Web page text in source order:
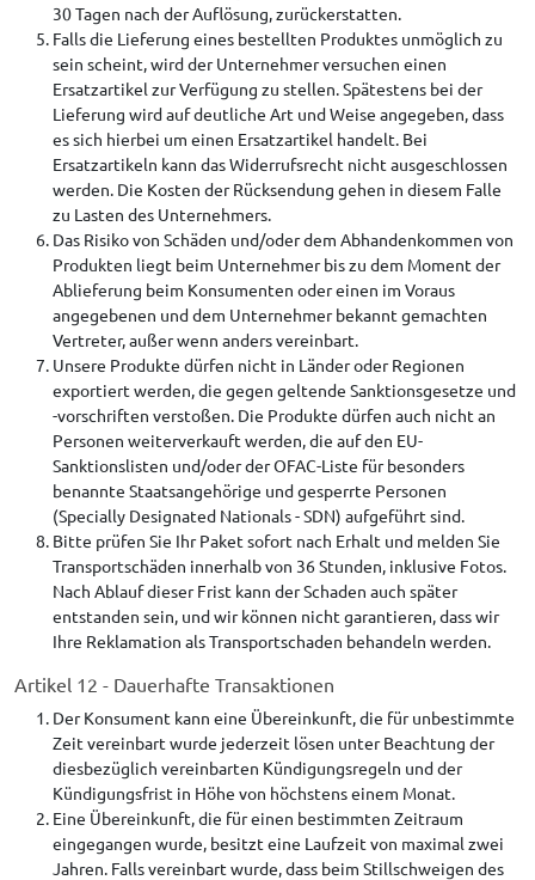
30 Tagen nach der Auflösung, zurückerstatten.
Falls die Lieferung eines bestellten Produktes unmöglich zu
sein scheint, wird der Unternehmer versuchen einen
Ersatzartikel zur Verfügung zu stellen. Spätestens bei der
Lieferung wird auf deutliche Art und Weise angegeben, dass
es sich hierbei um einen Ersatzartikel handelt. Bei
Ersatzartikeln kann das Widerrufsrecht nicht ausgeschlossen
werden. Die Kosten der Rücksendung gehen in diesem Falle
zu Lasten des Unternehmers.
Das Risiko von Schäden und/oder dem Abhandenkommen von
Produkten liegt beim Unternehmer bis zu dem Moment der
Ablieferung beim Konsumenten oder einen im Voraus
angegebenen und dem Unternehmer bekannt gemachten
Vertreter, außer wenn anders vereinbart.
Unsere Produkte dürfen nicht in Länder oder Regionen
exportiert werden, die gegen geltende Sanktionsgesetze und
-vorschriften verstoßen. Die Produkte dürfen auch nicht an
Personen weiterverkauft werden, die auf den EU-
Sanktionslisten und/oder der OFAC-Liste für besonders
benannte Staatsangehörige und gesperrte Personen
(Specially Designated Nationals - SDN) aufgeführt sind.
Bitte prüfen Sie Ihr Paket sofort nach Erhalt und melden Sie
Transportschäden innerhalb von 36 Stunden, inklusive Fotos.
Nach Ablauf dieser Frist kann der Schaden auch später
entstanden sein, und wir können nicht garantieren, dass wir
Ihre Reklamation als Transportschaden behandeln werden.
Artikel 12 - Dauerhafte Transaktionen
Der Konsument kann eine Übereinkunft, die für unbestimmte
Zeit vereinbart wurde jederzeit lösen unter Beachtung der
diesbezüglich vereinbarten Kündigungsregeln und der
Kündigungsfrist in Höhe von höchstens einem Monat.
Eine Übereinkunft, die für einen bestimmten Zeitraum
eingegangen wurde, besitzt eine Laufzeit von maximal zwei
Jahren. Falls vereinbart wurde, dass beim Stillschweigen des